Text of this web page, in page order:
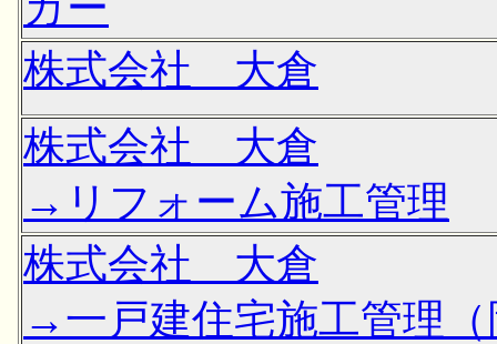
株式会社 大倉
株式会社 大倉
→リフォーム施工管理
株式会社 大倉
→一戸建住宅施工管理（